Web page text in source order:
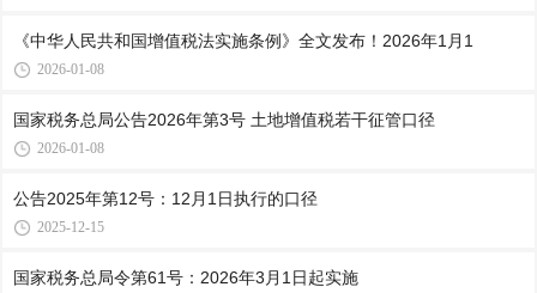
《中华人民共和国增值税法实施条例》全文发布！2026年1月1
2026-01-08
国家税务总局公告2026年第3号 土地增值税若干征管口径
2026-01-08
公告2025年第12号：12月1日执行的口径
2025-12-15
国家税务总局令第61号：2026年3月1日起实施